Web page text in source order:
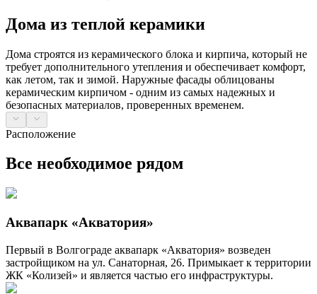
Дома из теплой керамики
Дома строятся из керамического блока и кирпича, который не
требует дополнительного утепления и обеспечивает комфорт,
как летом, так и зимой. Наружные фасады облицованы
керамическим кирпичом - одним из самых надежных и
безопасных материалов, проверенных временем.
Расположение
Все необходимое рядом
Аквапарк «Акватория»
Первый в Волгограде аквапарк «Акватория» возведен
застройщиком на ул. Санаторная, 26. Примыкает к территории
ЖК «Колизей» и является частью его инфраструктуры.